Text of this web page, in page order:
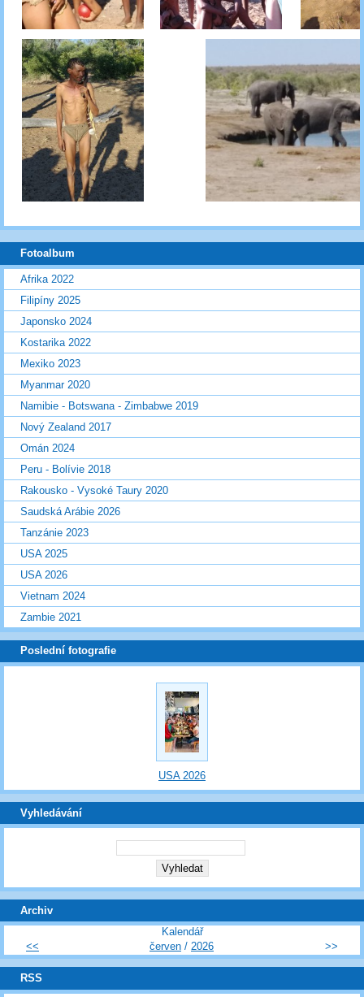
Fotoalbum
Afrika 2022
Filipíny 2025
Japonsko 2024
Kostarika 2022
Mexiko 2023
Myanmar 2020
Namibie - Botswana - Zimbabwe 2019
Nový Zealand 2017
Omán 2024
Peru - Bolívie 2018
Rakousko - Vysoké Taury 2020
Saudská Arábie 2026
Tanzánie 2023
USA 2025
USA 2026
Vietnam 2024
Zambie 2021
Poslední fotografie
USA 2026
Vyhledávání
Archiv
Kalendář
<<
červen / 2026 >>
RSS